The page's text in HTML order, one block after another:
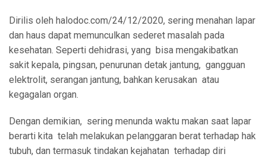
Dirilis oleh halodoc.com/24/12/2020, sering menahan lapar
dan haus dapat memunculkan sederet masalah pada
kesehatan. Seperti dehidrasi, yang bisa mengakibatkan
sakit kepala, pingsan, penurunan detak jantung, gangguan
elektrolit, serangan jantung, bahkan kerusakan atau
kegagalan organ.
Dengan demikian, sering menunda waktu makan saat lapar
berarti kita telah melakukan pelanggaran berat terhadap hak
tubuh, dan termasuk tindakan kejahatan terhadap diri